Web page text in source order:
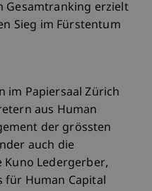
Gesamtranking erzielt
Sieg im Fürstentum
im Papiersaal Zürich
aus Human
der grössten
auch die
Kuno Ledergerber,
für Human Capital